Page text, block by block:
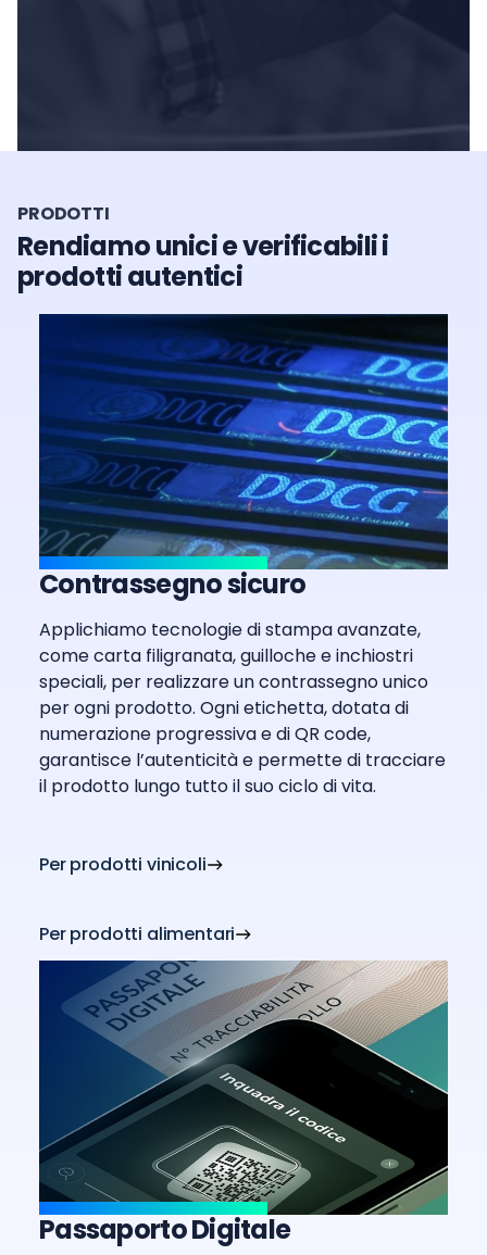
PRODOTTI
Rendiamo unici e verificabili i
prodotti autentici
Contrassegno sicuro
Applichiamo tecnologie di stampa avanzate,
come carta filigranata, guilloche e inchiostri
speciali, per realizzare un contrassegno unico
per ogni prodotto. Ogni etichetta, dotata di
numerazione progressiva e di QR code,
garantisce l’autenticità e permette di tracciare
il prodotto lungo tutto il suo ciclo di vita.
Per prodotti vinicoli
Per prodotti alimentari
Passaporto Digitale